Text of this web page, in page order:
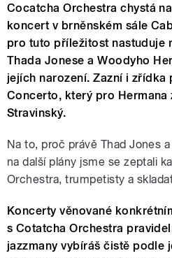
Cocatcha Orchestra chystá
koncert v brněnském sále
pro tuto příležitost nastuduje
Thada Jonese a Woodyho
jejích narození. Zazní i zřídka
Concerto, který pro Hermana
Stravinský.
Na to, proč právě Thad Jones
na další plány jsme se zeptali
Orchestra, trumpetisty a
Koncerty věnované
s Cotatcha Orchestra
jazzmany vybíráš čistě podle